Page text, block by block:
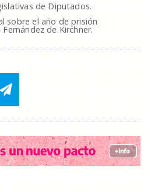
de Diputados.
sobre el año de prisión
de Kirchner.